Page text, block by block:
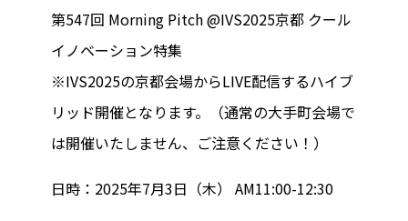
第547回 Morning Pitch @IVS2025京都 クール
イノベーション特集
※IVS2025の京都会場からLIVE配信するハイブ
リッド開催となります。（通常の大手町会場で
は開催いたしません、ご注意ください！）
日時：2025年7月3日（木） AM11:00-12:30